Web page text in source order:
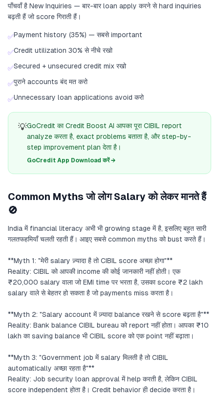
पाँचवाँ है New Inquiries — बार-बार loan apply करने से hard inquiries
बढ़ती हैं जो score गिराती हैं।
✅Payment history (35%) — सबसे important
✅Credit utilization 30% से नीचे रखो
✅Secured + unsecured credit mix रखो
✅पुराने accounts बंद मत करो
✅Unnecessary loan applications avoid करो
💡GoCredit का Credit Boost AI आपका पूरा CIBIL report
analyze करता है, exact problems बताता है, और step-by-
step improvement plan देता है।
GoCredit App Download करें →
Common Myths जो लोग Salary को लेकर मानते हैं
🚫
India में financial literacy अभी भी growing stage में है, इसलिए बहुत सारी
गलतफहमियाँ चलती रहती हैं। आइए सबसे common myths को bust करते हैं।
**Myth 1: "मेरी salary ज़्यादा है तो CIBIL score अच्छा होगा"**
Reality: CIBIL को आपकी income की कोई जानकारी नहीं होती। एक
₹20,000 salary वाला जो EMI time पर भरता है, उसका score ₹2 lakh
salary वाले से बेहतर हो सकता है जो payments miss करता है।
**Myth 2: "Salary account में ज़्यादा balance रखने से score बढ़ता है"**
Reality: Bank balance CIBIL bureau को report नहीं होता। आपका ₹10
lakh का saving balance भी CIBIL score को एक point नहीं बढ़ाता।
**Myth 3: "Government job में salary मिलती है तो CIBIL
automatically अच्छा रहता है"**
Reality: Job security loan approval में help करती है, लेकिन CIBIL
score independent होता है। Credit behavior ही decide करता है।